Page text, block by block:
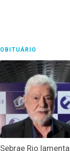
OBITUÁRIO
Sebrae Rio lamenta